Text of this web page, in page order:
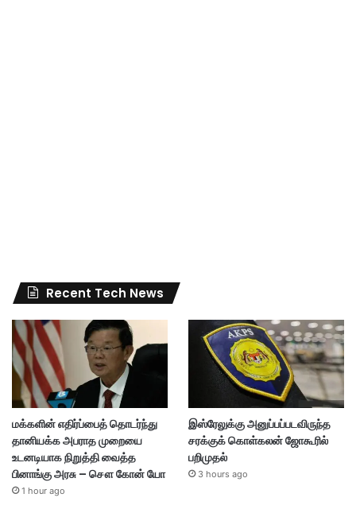
Recent Tech News
மக்களின் எதிர்ப்பைத் தொடர்ந்து
தானியக்க அபராத முறையை
உடனடியாக நிறுத்தி வைத்த
பினாங்கு அரசு – சௌ கோன் யோ
1 hour ago
இஸ்ரேலுக்கு அனுப்பப்படவிருந்த
சரக்குக் கொள்கலன் ஜோகூரில்
பறிமுதல்
3 hours ago